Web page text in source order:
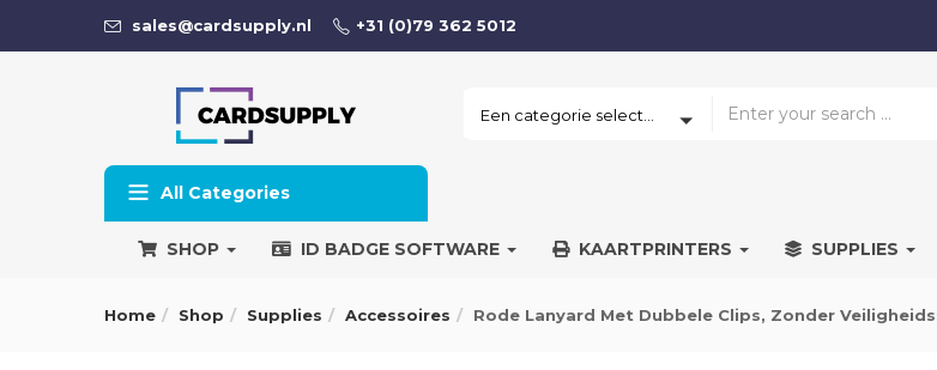
sales@cardsupply.nl +31 (0)79 362 5012
All Categories
SHOP ID BADGE SOFTWARE KAARTPRINTERS SUPPLIES
Home Shop Supplies Accessoires Rode Lanyard Met Dubbele Clips, Zonder